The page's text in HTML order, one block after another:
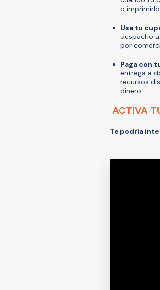
o
Usa tu
despacho
por
Paga con
entrega a
recursos
dinero.
ACTIVA
Te podría